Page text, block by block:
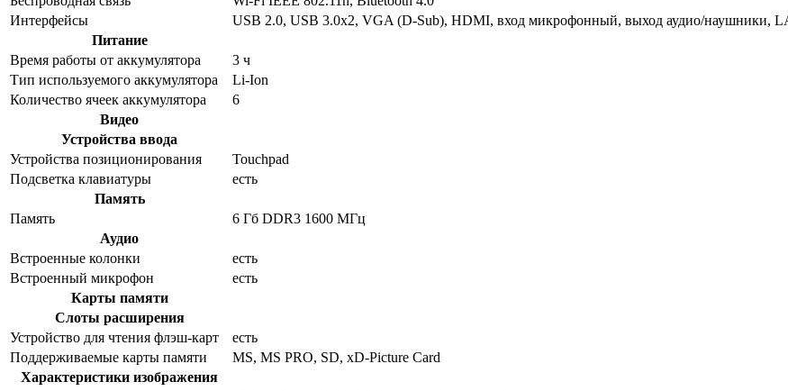
Интерфейсы
USB 2.0, USB 3.0x2, VGA (D-Sub), HDMI, вход микрофонный, выход аудио/наушники,
Питание
Время работы от аккумулятора
3 ч
Тип используемого аккумулятора
Li-Ion
Количество ячеек аккумулятора
6
Видео
Устройства ввода
Устройства позиционирования
Touchpad
Подсветка клавиатуры
есть
Память
Память
6 Гб DDR3 1600 МГц
Аудио
Встроенные колонки
есть
Встроенный микрофон
есть
Карты памяти
Слоты расширения
Устройство для чтения флэш-карт
есть
Поддерживаемые карты памяти
MS, MS PRO, SD, xD-Picture Card
Характеристики изображения